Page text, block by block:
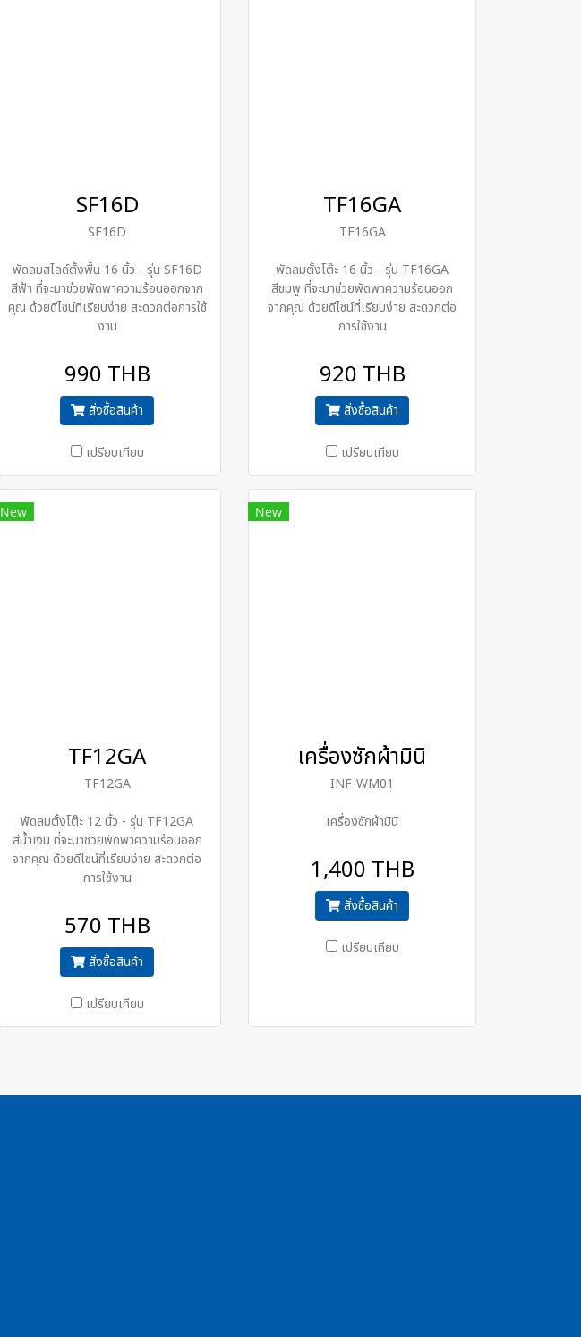
SF16D
SF16D
พัดลมสไลด์ตั้งพื้น 16 นิ้ว - รุ่น SF16D
สีฟ้า ที่จะมาช่วยพัดพาความร้อนออกจาก
คุณ ด้วยดีไซน์ที่เรียบง่าย สะดวกต่อการใช้
งาน
990 THB
สั่งซื้อสินค้า
เปรียบเทียบ
TF16GA
TF16GA
พัดลมตั้งโต๊ะ 16 นิ้ว - รุ่น TF16GA
สีชมพู ที่จะมาช่วยพัดพาความร้อนออก
จากคุณ ด้วยดีไซน์ที่เรียบง่าย สะดวกต่อ
การใช้งาน
920 THB
สั่งซื้อสินค้า
เปรียบเทียบ
New
TF12GA
TF12GA
พัดลมตั้งโต๊ะ 12 นิ้ว - รุ่น TF12GA
สีน้ำเงิน ที่จะมาช่วยพัดพาความร้อนออก
จากคุณ ด้วยดีไซน์ที่เรียบง่าย สะดวกต่อ
การใช้งาน
570 THB
สั่งซื้อสินค้า
เปรียบเทียบ
New
เครื่องซักผ้ามินิ
INF-WM01
เครื่องซักผ้ามินิ
1,400 THB
สั่งซื้อสินค้า
เปรียบเทียบ